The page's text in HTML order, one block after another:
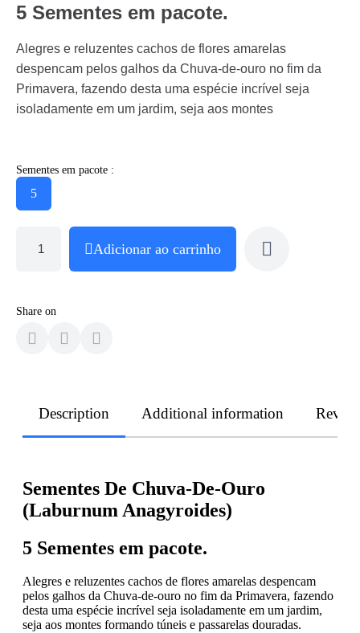
5 Sementes em pacote.
Alegres e reluzentes cachos de flores amarelas
despencam pelos galhos da Chuva-de-ouro no fim da
Primavera, fazendo desta uma espécie incrível seja
isoladamente em um jardim, seja aos montes
Sementes em pacote :
5
Adicionar ao carrinho
Share on
Description Additional information
Sementes De Chuva-De-Ouro
(Laburnum Anagyroides)
5 Sementes em pacote.
Alegres e reluzentes cachos de flores amarelas despencam
pelos galhos da Chuva-de-ouro no fim da Primavera, fazendo
desta uma espécie incrível seja isoladamente em um jardim,
seja aos montes formando túneis e passarelas douradas.